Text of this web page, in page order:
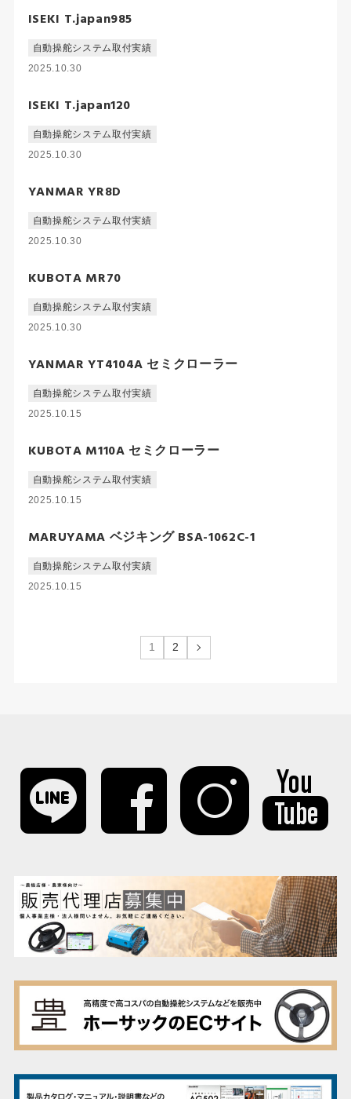
ISEKI T.japan985
自動操舵システム取付実績
2025.10.30
ISEKI T.japan120
自動操舵システム取付実績
2025.10.30
YANMAR YR8D
自動操舵システム取付実績
2025.10.30
KUBOTA MR70
自動操舵システム取付実績
2025.10.30
YANMAR YT4104A セミクローラー
自動操舵システム取付実績
2025.10.15
KUBOTA M110A セミクローラー
自動操舵システム取付実績
2025.10.15
MARUYAMA ベジキング BSA-1062C-1
自動操舵システム取付実績
2025.10.15
1 2